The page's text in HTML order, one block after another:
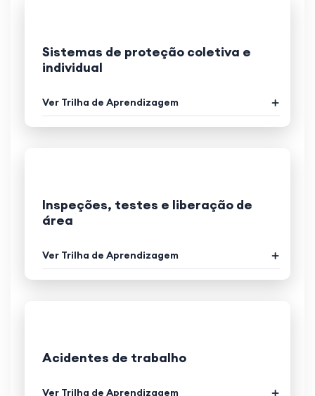
Sistemas de proteção coletiva e
individual
Ver Trilha de Aprendizagem
Inspeções, testes e liberação de
área
Ver Trilha de Aprendizagem
Acidentes de trabalho
Ver Trilha de Aprendizagem